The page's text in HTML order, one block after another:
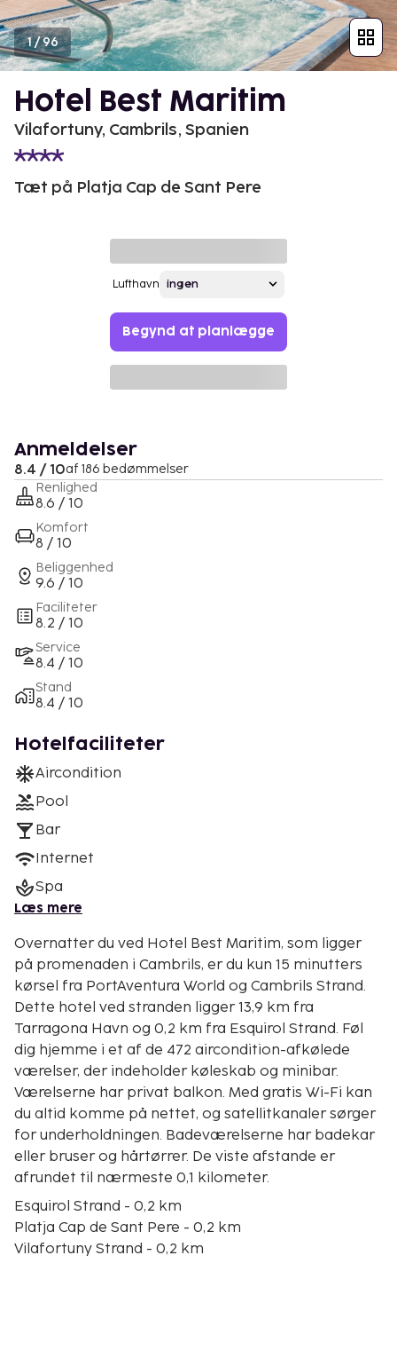
1/96
Hotel Best Maritim
Vilafortuny, Cambrils, Spanien
Tæt på Platja Cap de Sant Pere
Lufthavn
Begynd at planlægge
Anmeldelser
8.4 / 10af 186 bedømmelser
Renlighed
8.6 / 10
Komfort
8 / 10
Beliggenhed
9.6 / 10
Faciliteter
8.2 / 10
Service
8.4 / 10
Stand
8.4 / 10
Hotelfaciliteter
Aircondition
Pool
Bar
Internet
Spa
Læs mere
Overnatter du ved Hotel Best Maritim, som ligger
på promenaden i Cambrils, er du kun 15 minutters
kørsel fra PortAventura World og Cambrils Strand.
Dette hotel ved stranden ligger 13,9 km fra
Tarragona Havn og 0,2 km fra Esquirol Strand. Føl
dig hjemme i et af de 472 aircondition-afkølede
værelser, der indeholder køleskab og minibar.
Værelserne har privat balkon. Med gratis Wi-Fi kan
du altid komme på nettet, og satellitkanaler sørger
for underholdningen. Badeværelserne har badekar
eller bruser og hårtørrer. De viste afstande er
afrundet til nærmeste 0,1 kilometer.
Esquirol Strand - 0,2 km
Platja Cap de Sant Pere - 0,2 km
Vilafortuny Strand - 0,2 km